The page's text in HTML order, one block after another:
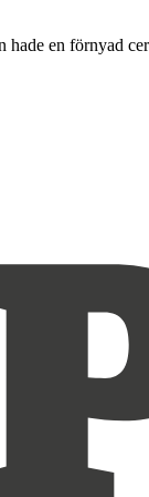
en förnyad